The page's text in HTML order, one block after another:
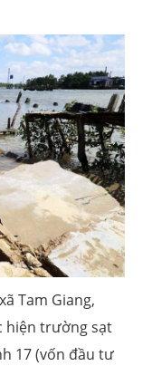
Tam Giang,
hiện trường sạt
17 (vốn đầu tư